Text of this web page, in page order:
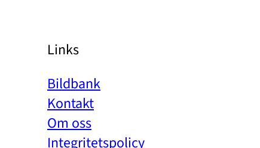
Links
Bildbank
Kontakt
Om oss
Integritetspolicy